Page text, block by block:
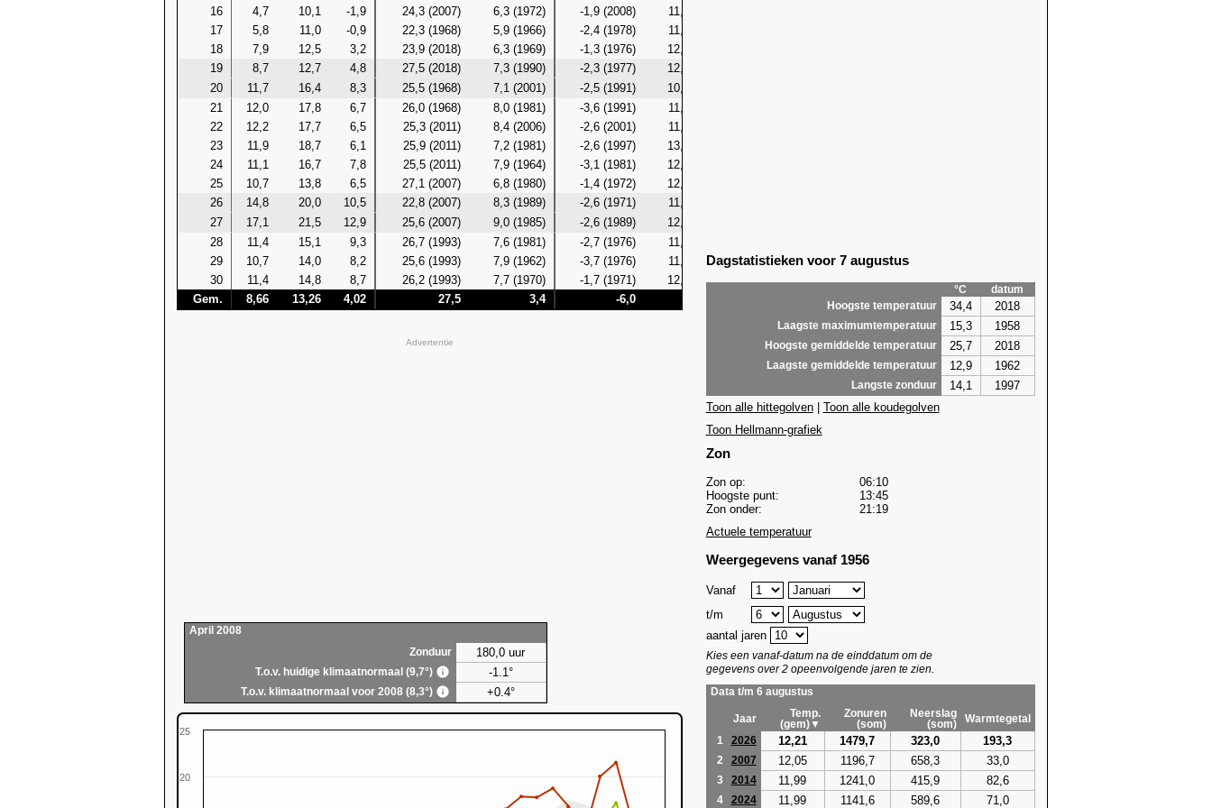
16
4,7 10,1 -1,9 24,3 (2007) 6,3 (1972) -1,9 (2008) 11,4 (1988)
17
5,8 11,0 -0,9 22,3 (1968) 5,9 (1966) -2,4 (1978) 11,4 (1964)
18
7,9 12,5 3,2 23,9 (2018) 6,3 (1969) -1,3 (1976) 12,4 (1968)
19
8,7 12,7 4,8 27,5 (2018) 7,3 (1990) -2,3 (1977) 12,9 (2018)
20
11,7 16,4 8,3 25,5 (1968) 7,1 (2001) -2,5 (1991) 10,9 (1996)
21
12,0 17,8 6,7 26,0 (1968) 8,0 (1981) -3,6 (1991) 11,5 (1996)
22
12,2 17,7 6,5 25,3 (2011) 8,4 (2006) -2,6 (2001) 11,1 (2018)
23
11,9 18,7 6,1 25,9 (2011) 7,2 (1981) -2,6 (1997) 13,1 (1971)
24
11,1 16,7 7,8 25,5 (2011) 7,9 (1964) -3,1 (1981) 12,0 (1993)
25
10,7 13,8 6,5 27,1 (2007) 6,8 (1980) -1,4 (1972) 12,3 (1995)
26
14,8 20,0 10,5 22,8 (2007) 8,3 (1989) -2,6 (1971) 11,8 (2007)
27
17,1 21,5 12,9 25,6 (2007) 9,0 (1985) -2,6 (1989) 12,9 (2008)
28
11,4 15,1 9,3 26,7 (1993) 7,6 (1981) -2,7 (1976) 11,7 (2004)
29
10,7 14,0 8,2 25,6 (1993) 7,9 (1962) -3,7 (1976) 11,5 (2004) 4,0 (1976)
19,6 (1993)
30
11,4 14,8 8,7 26,2 (1993) 7,7 (1970) -1,7 (1971) 12,2 (2005) 5,6 (1970)
18,1 (1993)
Gem.
8,66 13,26 4,02 27,5 3,4 -6,0
Advertentie
April 2008
Zonduur
180,0 uur
T.o.v. huidige klimaatnormaal (9,7°) -1.1°
T.o.v. klimaatnormaal voor 2008 (8,3°) +0.4°
20
25
Dagstatistieken voor 7 augustus
°C
datum
Hoogste temperatuur
34,4 2018
Laagste maximumtemperatuur 15,3 1958
Hoogste gemiddelde temperatuur 25,7 2018
Laagste gemiddelde temperatuur 12,9 1962
Langste zonduur 14,1
1997
Toon alle hittegolven| Toon alle koudegolven
Toon Hellmann-grafiek
Zon
Zon op:
06:10
Hoogste punt:
13:45
Zon onder:
21:19
Actuele temperatuur
Weergegevens vanaf 1956
Vanaf
t/m
aantal jaren
Kies een vanaf-datum na de einddatum om de
gegevens over 2 opeenvolgende jaren te zien.
Data t/m 6 augustus
Jaar
Temp.
(gem)▼
Zonuren
(som)
Neerslag
(som)
Warmtegetal
1
2026 12,21 1479,7 323,0 193,3
2 2007 12,05 1196,7 658,3 33,0
3 2014 11,99 1241,0 415,9 82,6
4 2024 11,99 1141,6 589,6 71,0